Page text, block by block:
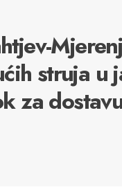
struja u
za